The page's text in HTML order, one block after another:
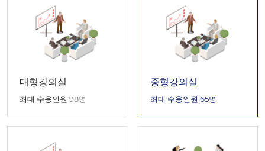
대형강의실
최대 수용인원 98명
중형강의실
최대 수용인원 65명